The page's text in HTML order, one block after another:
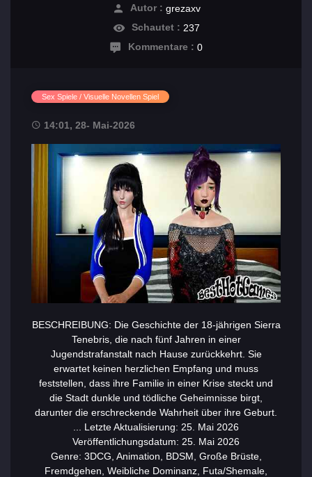
Autor : grezaxv
Schautet : 237
Kommentare : 0
Sex Spiele / Visuelle Novellen Spiel
14:01, 28- Mai-2026
BESCHREIBUNG: Die Geschichte der 18-jährigen Sierra
Tenebris, die nach fünf Jahren in einer
Jugendstrafanstalt nach Hause zurückkehrt. Sie
erwartet keinen herzlichen Empfang und muss
feststellen, dass ihre Familie in einer Krise steckt und
die Stadt dunkle und tödliche Geheimnisse birgt,
darunter die erschreckende Wahrheit über ihre Geburt.
... Letzte Aktualisierung: 25. Mai 2026
Veröffentlichungsdatum: 25. Mai 2026
Genre: 3DCG, Animation, BDSM, Große Brüste,
Fremdgehen, Weibliche Dominanz, Futa/Shemale,